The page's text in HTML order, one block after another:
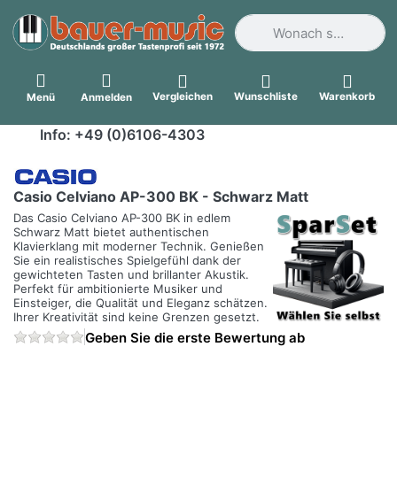
Geben Sie einen
Menü Anmelden Vergleichen Wunschliste Warenkorb
Info: +49 (0)6106-4303
Casio Celviano AP-300 BK - Schwarz Matt
Das Casio Celviano AP-300 BK in edlem
Schwarz Matt bietet authentischen
Klavierklang mit moderner Technik. Genießen
Sie ein realistisches Spielgefühl dank der
gewichteten Tasten und brillanter Akustik.
Perfekt für ambitionierte Musiker und
Einsteiger, die Qualität und Eleganz schätzen.
Ihrer Kreativität sind keine Grenzen gesetzt.
Geben Sie die erste Bewertung ab